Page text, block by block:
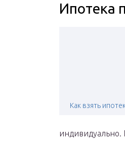
Ипотека
Как взять
индивидуально.